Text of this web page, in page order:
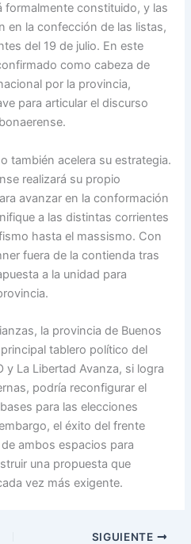
formalmente constituido, y las
en la confección de las listas,
del 19 de julio. En este
como cabeza de
por la provincia,
para articular el discurso
también acelera su estrategia.
realizará su propio
avanzar en la conformación
a las distintas corrientes
hasta el massismo. Con
fuera de la contienda tras
a la unidad para
la provincia de Buenos
tablero político del
y La Libertad Avanza, si logra
podría reconfigurar el
para las elecciones
el éxito del frente
ambos espacios para
una propuesta que
vez más exigente.
SIGUIENTE